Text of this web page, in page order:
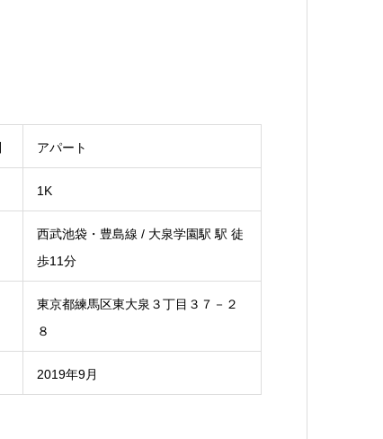
アパート
1K
西武池袋・豊島線 / 大泉学園駅 駅 徒
歩11分
東京都練馬区東大泉３丁目３７－２
８
2019年9月